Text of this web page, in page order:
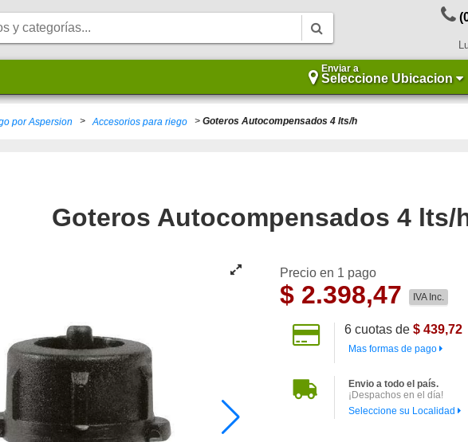
Enviar a
Seleccione Ubicacion
por Aspersion > Accesorios para riego > Goteros Autocompensados 4 lts/h
Goteros Autocompensados 4 lts/
Precio en 1 pago
$ 2.398,47 IVA Inc.
6cuotas de $ 439,72
Mas formas de pago
Envio a todo el país.
¡Despachos en el día!
Seleccione su Localidad